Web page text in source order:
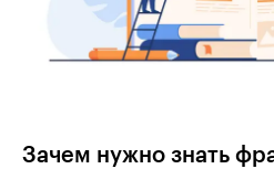
Зачем нужно знать